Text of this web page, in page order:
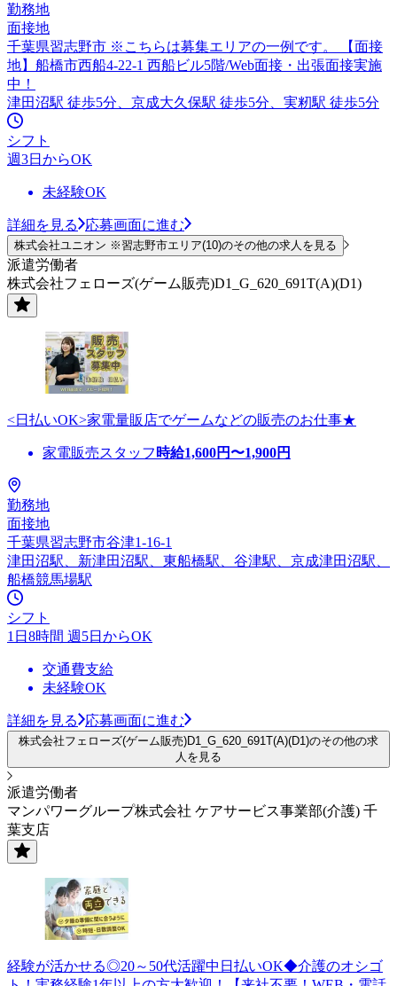
勤務地
面接地
千葉県習志野市 ※こちらは募集エリアの一例です。 【面接
地】船橋市西船4-22-1 西船ビル5階/Web面接・出張面接実施
中！
津田沼駅 徒歩5分、京成大久保駅 徒歩5分、実籾駅 徒歩5分
シフト
週3日からOK
未経験OK
詳細を見る 応募画面に進む
株式会社ユニオン ※習志野市エリア(10)のその他の求人を見る
派遣労働者
株式会社フェローズ(ゲーム販売)D1_G_620_691T(A)(D1)
<日払いOK>家電量販店でゲームなどの販売のお仕事★
家電販売スタッフ 時給1,600円〜1,900円
勤務地
面接地
千葉県習志野市谷津1-16-1
津田沼駅、新津田沼駅、東船橋駅、谷津駅、京成津田沼駅、
船橋競馬場駅
シフト
1日8時間 週5日からOK
交通費支給
未経験OK
詳細を見る 応募画面に進む
株式会社フェローズ(ゲーム販売)D1_G_620_691T(A)(D1)のその他の求
人を見る
派遣労働者
マンパワーグループ株式会社 ケアサービス事業部(介護) 千
葉支店
経験が活かせる◎20～50代活躍中日払いOK◆介護のオシゴ